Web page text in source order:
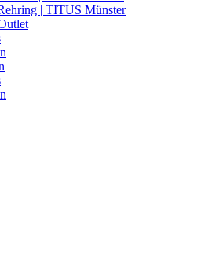
| TITUS Münster